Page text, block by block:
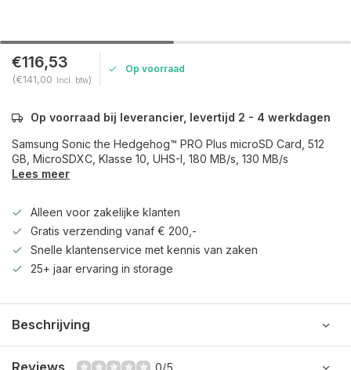
€116,53
(€141,00 Incl. btw)
Op voorraad
Op voorraad bij leverancier, levertijd 2 - 4 werkdagen
Samsung Sonic the Hedgehog™ PRO Plus microSD Card, 512
GB, MicroSDXC, Klasse 10, UHS-I, 180 MB/s, 130 MB/s
Lees meer
Alleen voor zakelijke klanten
Gratis verzending vanaf € 200,-
Snelle klantenservice met kennis van zaken
25+ jaar ervaring in storage
Beschrijving
Reviews 0/5